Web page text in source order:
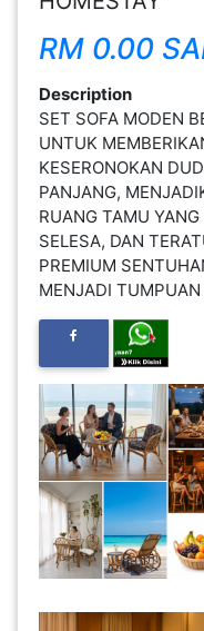
RM 0.00
Description
SET SOFA MODEN
UNTUK
KESERONOKAN
PANJANG,
RUANG TAMU
SELESA, DAN
PREMIUM
MENJADI
WANGI(8)
PENDIDIKAN(19)
DERMA
DAN
INFAK(0)
ARTIKEL(14)
PEMBORONG(2)
PRODUK
DIGITAL(29)
MAKANAN(25)